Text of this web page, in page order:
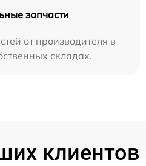
запчасти
от производителя в
складах.
клиентов